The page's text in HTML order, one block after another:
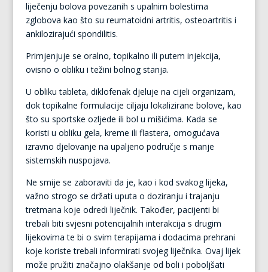
liječenju bolova povezanih s upalnim bolestima
zglobova kao što su reumatoidni artritis, osteoartritis i
ankilozirajući spondilitis.
Primjenjuje se oralno, topikalno ili putem injekcija,
ovisno o obliku i težini bolnog stanja.
U obliku tableta, diklofenak djeluje na cijeli organizam,
dok topikalne formulacije ciljaju lokalizirane bolove, kao
što su sportske ozljede ili bol u mišićima. Kada se
koristi u obliku gela, kreme ili flastera, omogućava
izravno djelovanje na upaljeno područje s manje
sistemskih nuspojava.
Ne smije se zaboraviti da je, kao i kod svakog lijeka,
važno strogo se držati uputa o doziranju i trajanju
tretmana koje odredi liječnik. Također, pacijenti bi
trebali biti svjesni potencijalnih interakcija s drugim
lijekovima te bi o svim terapijama i dodacima prehrani
koje koriste trebali informirati svojeg liječnika. Ovaj lijek
može pružiti značajno olakšanje od boli i poboljšati